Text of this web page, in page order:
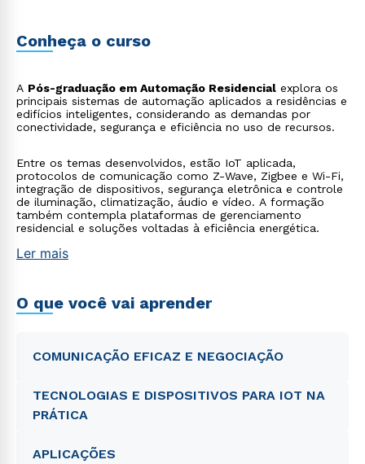
Conheça o curso
A Pós-graduação em Automação Residencial explora os
principais sistemas de automação aplicados a residências e
edifícios inteligentes, considerando as demandas por
conectividade, segurança e eficiência no uso de recursos.
Entre os temas desenvolvidos, estão IoT aplicada,
protocolos de comunicação como Z-Wave, Zigbee e Wi-Fi,
integração de dispositivos, segurança eletrônica e controle
de iluminação, climatização, áudio e vídeo. A formação
também contempla plataformas de gerenciamento
residencial e soluções voltadas à eficiência energética.
Ler mais
O que você vai aprender
COMUNICAÇÃO EFICAZ E NEGOCIAÇÃO
TECNOLOGIAS E DISPOSITIVOS PARA IOT NA
PRÁTICA
APLICAÇÕES